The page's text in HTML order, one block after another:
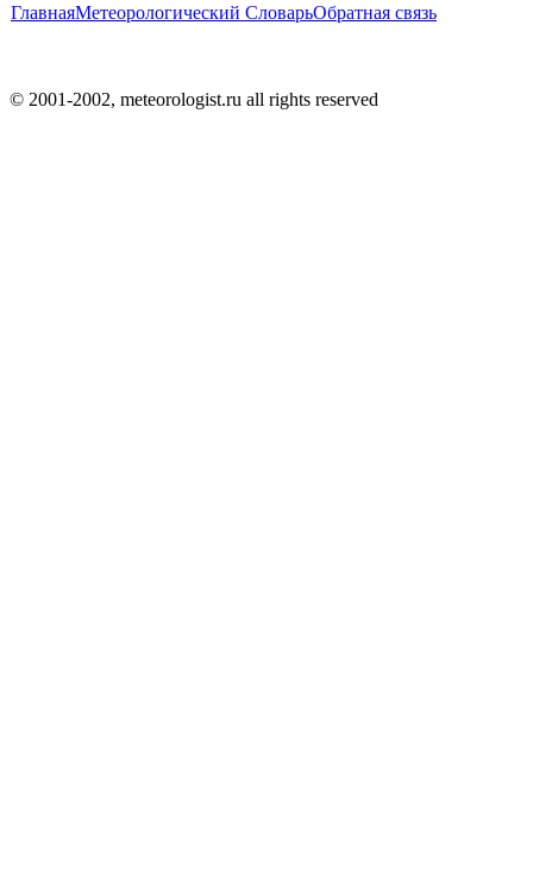
ГлавнаяМетеорологический СловарьОбратная связь
© 2001-2002, meteorologist.ru all rights reserved